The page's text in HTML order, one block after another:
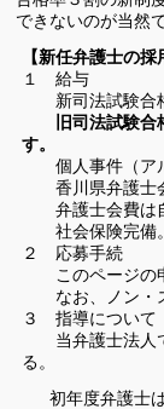
できないのが当然
【新任弁護士の採
１ 給与
新司法試験合格
旧司法試験
す。
個人事件（アル
香川県弁護士会
弁護士会費は自
社会保険完備。
２ 応募手続
このページの申
なお、ノン・ス
３ 指導について
当弁護士法人で
る。
初年度弁護士は